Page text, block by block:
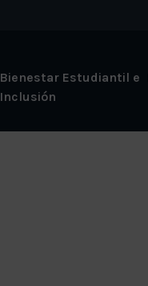
Bienestar Estudiantil e
Inclusión